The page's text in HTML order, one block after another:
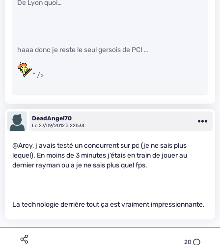
20
De Lyon quoi…
haaa donc je reste le seul gersois de PCI …
" />
DeadAngel70
Le 27/09/2012 à 22h34
@Arcy, j avais testé un concurrent sur pc (je ne sais plus
lequel). En moins de 3 minutes j’étais en train de jouer au
dernier rayman ou a je ne sais plus quel fps.
La technologie derrière tout ça est vraiment impressionnante.